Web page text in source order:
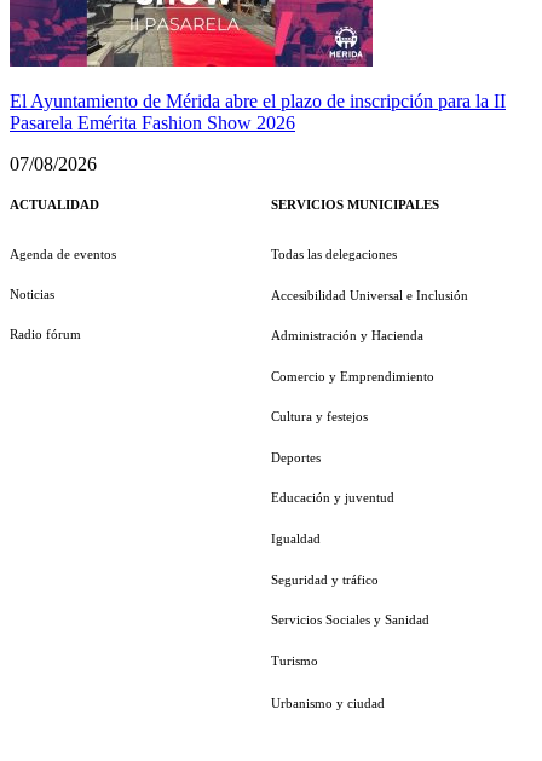
El Ayuntamiento de Mérida abre el plazo de inscripción para la II
Pasarela Emérita Fashion Show 2026
07/08/2026
ACTUALIDAD
Agenda de eventos
Noticias
Radio fórum
SERVICIOS MUNICIPALES
Todas las delegaciones
Accesibilidad Universal e Inclusión
Administración y Hacienda
Comercio y Emprendimiento
Cultura y festejos
Deportes
Educación y juventud
Igualdad
Seguridad y tráfico
Servicios Sociales y Sanidad
Turismo
Urbanismo y ciudad